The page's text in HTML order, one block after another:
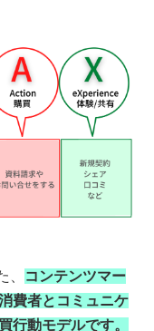
、
コンテンツマー
費者とコミュニケ
行動モデルです。